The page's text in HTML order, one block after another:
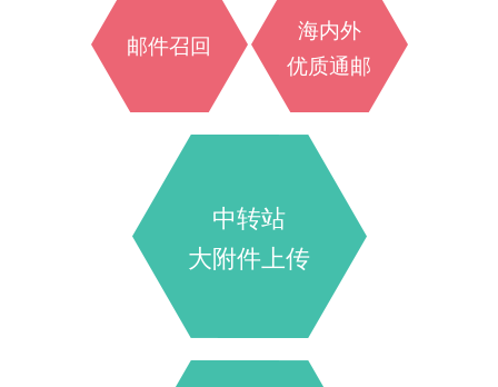
邮件召回
海内外
优质通邮
中转站
大附件上传